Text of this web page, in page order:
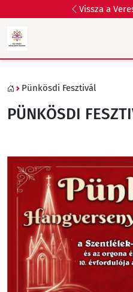
Vissza a
Pünkösdi Fesztivál
PÜNKÖSDI